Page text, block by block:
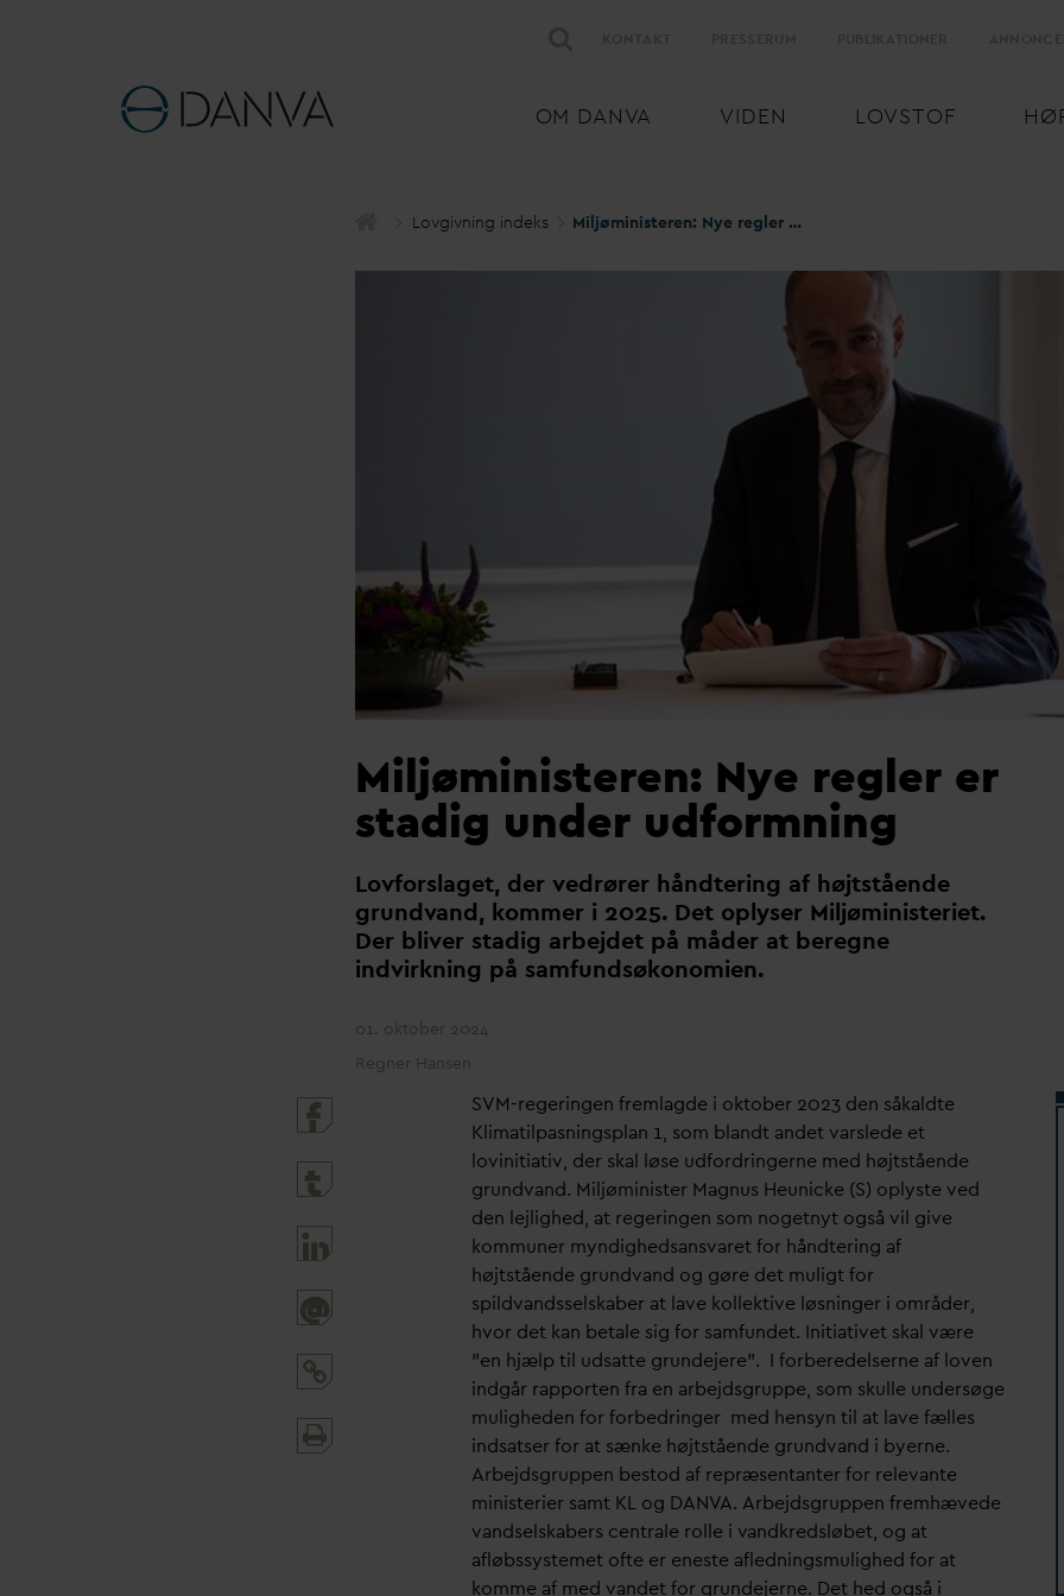
OM DANVA VIDEN LOVSTOF
Lovgivning indeks Miljøministeren: Nye regler er stadig under udformning
Miljøministeren: Nye regler er
stadig under udformning
Lovforslaget, der vedrører håndtering af højtstående
grundvand, kommer i 2025. Det oplyser Miljøministeriet.
Der bliver stadig arbejdet på måder at beregne
indvirkning på samfundsøkonomien.
01. oktober 2024
Regner Hansen
@
SVM-regeringen fremlagde i oktober 2023 den såkaldte
Klimatilpasningsplan 1, som blandt andet varslede et
lovinitiativ, der skal løse udfordringerne med højtstående
grundvand. Miljøminister Magnus Heunicke (S) oplyste ved
den lejlighed, at regeringen som nogetnyt også vil give
kommuner myndighedsansvaret for håndtering af
højtstående grundvand og gøre det muligt for
spildvandsselskaber at lave kollektive løsninger i områder,
hvor det kan betale sig for samfundet. Initiativet skal være
”en hjælp til udsatte grundejere”. I forberedelserne af loven
indgår rapporten fra en arbejdsgruppe, som skulle undersøge
muligheden for forbedringer med hensyn til at lave fælles
indsatser for at sænke højtstående grundvand i byerne.
Arbejdsgruppen bestod af repræsentanter for relevante
ministerier samt KL og DANVA. Arbejdsgruppen fremhævede
vandselskabers centrale rolle i vandkredsløbet, og at
afløbssystemet ofte er eneste afledningsmulighed for at
komme af med vandet for grundejerne. Det hed også i